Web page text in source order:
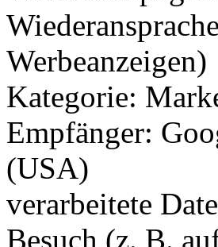
Werbeanzeigen)
Kategorie:
Empfänger:
(USA)
verarbeitete
Besuch (z. B.